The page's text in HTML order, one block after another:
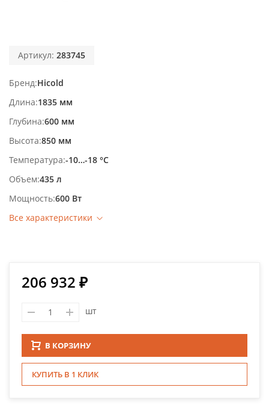
Артикул: 283745
Бренд Hicold
Длина 1835 мм
Глубина 600 мм
Высота 850 мм
Температура -10…-18 °С
Объем 435 л
Мощность 600 Вт
Все характеристики
206 932 ₽
шт
В КОРЗИНУ
КУПИТЬ В 1 КЛИК